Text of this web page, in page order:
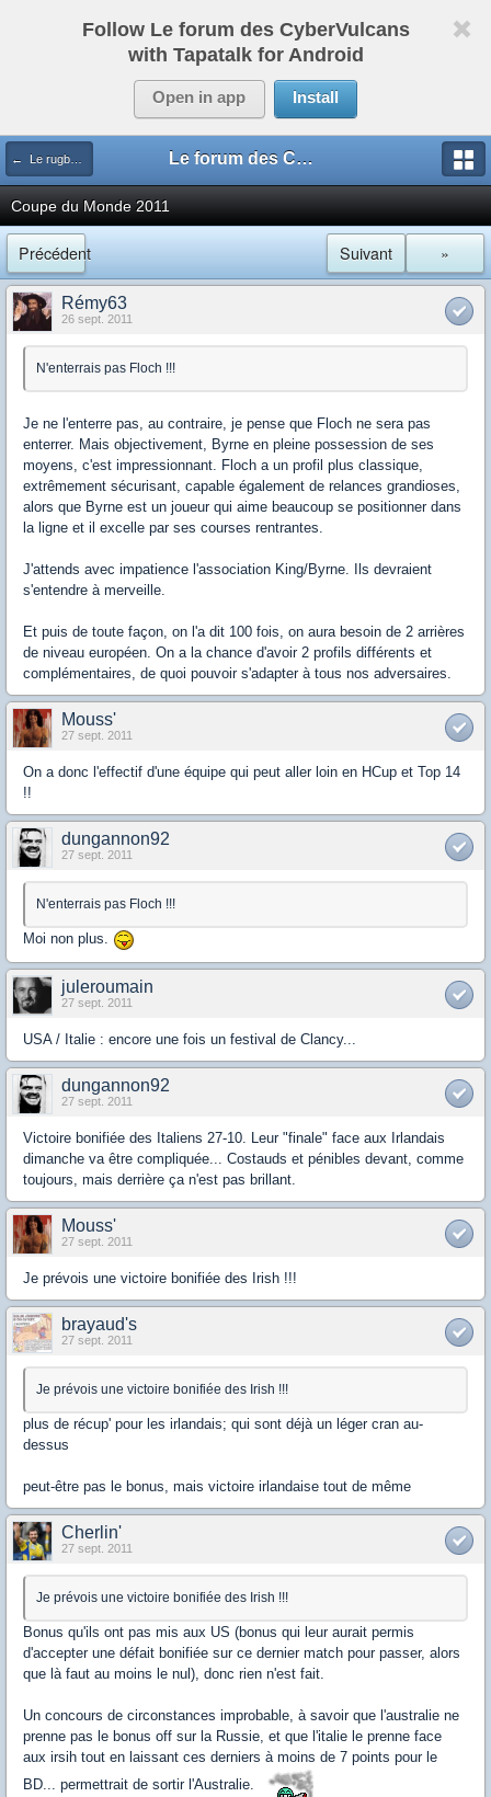
Follow Le forum des CyberVulcans
with Tapatalk for Android
Open in app Install
← Le rugby international Le forum des CyberVulcans
Coupe du Monde 2011
Précédent »
Suivant
Rémy63
26 sept. 2011
N'enterrais pas Floch !!!
Je ne l'enterre pas, au contraire, je pense que Floch ne sera pas
enterrer. Mais objectivement, Byrne en pleine possession de ses
moyens, c'est impressionnant. Floch a un profil plus classique,
extrêmement sécurisant, capable également de relances grandioses,
alors que Byrne est un joueur qui aime beaucoup se positionner dans
la ligne et il excelle par ses courses rentrantes.
J'attends avec impatience l'association King/Byrne. Ils devraient
s'entendre à merveille.
Et puis de toute façon, on l'a dit 100 fois, on aura besoin de 2 arrières
de niveau européen. On a la chance d'avoir 2 profils différents et
complémentaires, de quoi pouvoir s'adapter à tous nos adversaires.
Mouss'
27 sept. 2011
On a donc l'effectif d'une équipe qui peut aller loin en HCup et Top 14
!!
dungannon92
27 sept. 2011
N'enterrais pas Floch !!!
Moi non plus.
juleroumain
27 sept. 2011
USA / Italie : encore une fois un festival de Clancy...
dungannon92
27 sept. 2011
Victoire bonifiée des Italiens 27-10. Leur "finale" face aux Irlandais
dimanche va être compliquée... Costauds et pénibles devant, comme
toujours, mais derrière ça n'est pas brillant.
Mouss'
27 sept. 2011
Je prévois une victoire bonifiée des Irish !!!
brayaud's
27 sept. 2011
Je prévois une victoire bonifiée des Irish !!!
plus de récup' pour les irlandais; qui sont déjà un léger cran au-
dessus
peut-être pas le bonus, mais victoire irlandaise tout de même
Cherlin'
27 sept. 2011
Je prévois une victoire bonifiée des Irish !!!
Bonus qu'ils ont pas mis aux US (bonus qui leur aurait permis
d'accepter une défait bonifiée sur ce dernier match pour passer, alors
que là faut au moins le nul), donc rien n'est fait.
Un concours de circonstances improbable, à savoir que l'australie ne
prenne pas le bonus off sur la Russie, et que l'italie le prenne face
aux irsih tout en laissant ces derniers à moins de 7 points pour le
BD... permettrait de sortir l'Australie.